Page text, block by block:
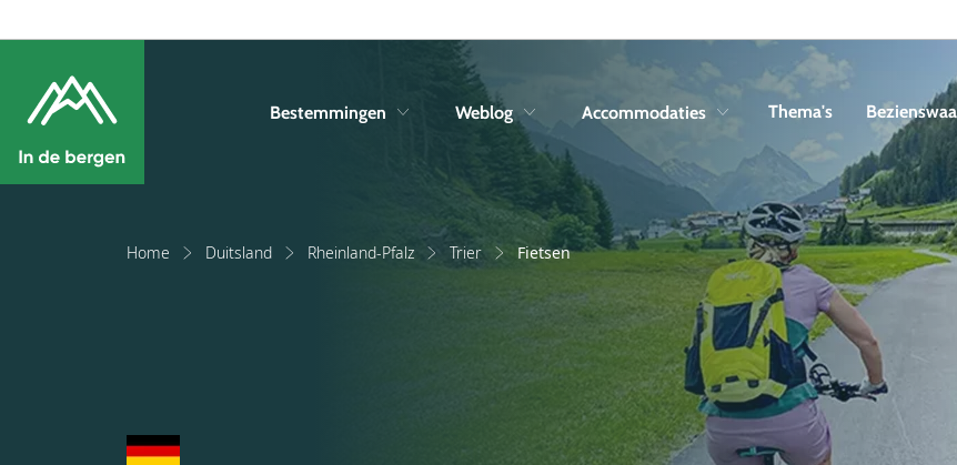
Bestemmingen Weblog Accommodaties Thema's
Home Duitsland Rheinland-Pfalz Trier Fietsen